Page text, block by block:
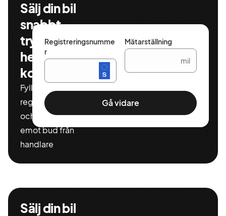
Sälj din bil
snabbt,
tryggt och
helt
kostnadsfritt
Fyll i ditt
registeringnummer
och miltal för att ta
emot bud från
handlare
Registreringsnumme
r
Mätarställning
mil
Gå vidare
Sälj din bil